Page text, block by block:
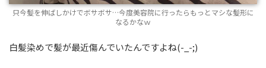
只今髪を伸ばしかけでボサボサ…今度美容院に行ったらもっとマシな髪形に
なるかなｗ
白髪染めで髪が最近傷んでいたんですよね(-_-;)